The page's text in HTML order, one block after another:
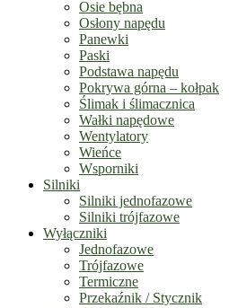
Osie bębna
Osłony napędu
Panewki
Paski
Podstawa napędu
Pokrywa górna – kołpak
Ślimak i ślimacznica
Wałki napędowe
Wentylatory
Wieńce
Wsporniki
Silniki
Silniki jednofazowe
Silniki trójfazowe
Wyłączniki
Jednofazowe
Trójfazowe
Termiczne
Przekaźnik / Stycznik